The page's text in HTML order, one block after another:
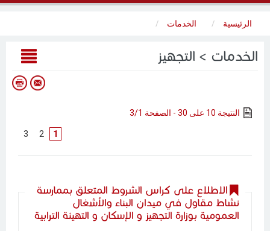
الرئيسية الخدمات
الخدمات > التجهيز
النتيجة 10 على 30 - الصفحة 3/1
1
2
3
الاطلاع على كراس الشروط المتعلق بممارسة
نشاط مقاول في ميدان البناء والأشغال
العمومية بوزارة التجهيز و الإسكان و التهيئة الترابية